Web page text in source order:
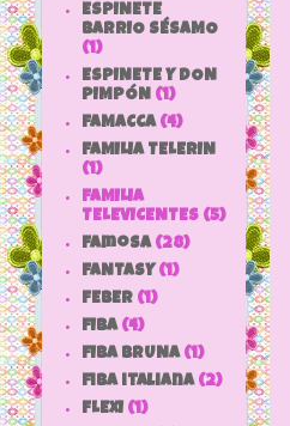
ESPINETE
BARRIO SÉSAMO
(1)
ESPINETE Y DON
PIMPÓN (1)
FAMACCA (4)
FAMILIA TELERIN
(1)
FAMILIA
TELEVICENTES (5)
Famosa (28)
FANTASY (1)
FEBER (1)
FIBA (4)
FIBA BRUNA (1)
fiba italiana (2)
FLEXI (1)